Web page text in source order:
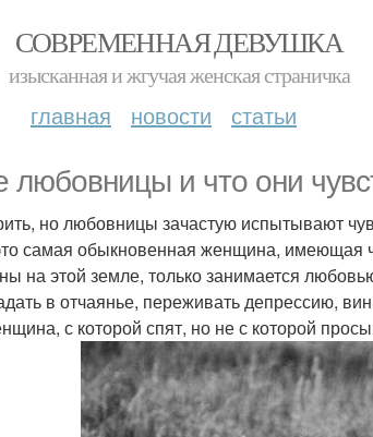
СОВРЕМЕННАЯ ДЕВУШКА
изысканная и жгучая женская страничка
главная новости статьи
любовницы и что они
но любовницы зачастую испытывают
самая обыкновенная женщина, имеющая
на этой земле, только занимается
в отчаянье, переживать депрессию,
с которой спят, но не с которой